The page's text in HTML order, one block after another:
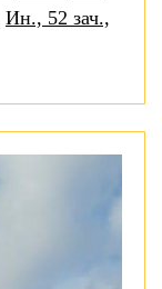
Ин., 52 зач.,